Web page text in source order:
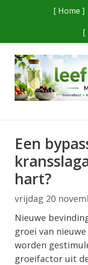
[ Home ]
[
Een
hart?
vrijdag 20
Nieuwe
groei van
worden
groeifactor uit